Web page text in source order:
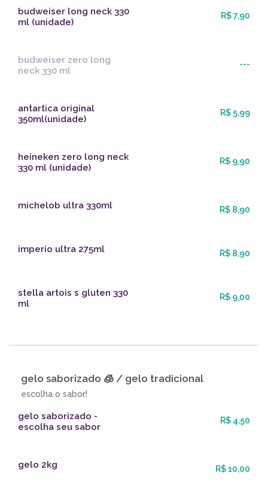
budweiser long neck 330
ml (unidade)
R$ 7,90
budweiser zero long
neck 330 ml
---
antartica original
350ml(unidade)
R$ 5,99
heineken zero long neck
330 ml (unidade)
R$ 9,90
michelob ultra 330ml R$ 8,90
imperio ultra 275ml R$ 8,90
stella artois s gluten 330
ml
R$ 9,00
gelo saborizado 🧊 / gelo tradicional
escolha o sabor!
gelo saborizado -
escolha seu sabor
R$ 4,50
gelo 2kg R$ 10,00